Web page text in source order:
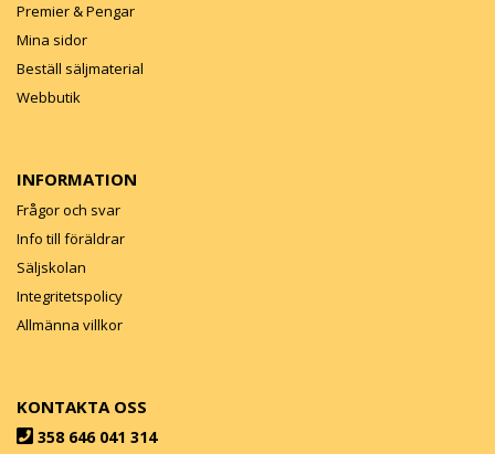
Premier & Pengar
Mina sidor
Beställ säljmaterial
Webbutik
INFORMATION
Frågor och svar
Info till föräldrar
Säljskolan
Integritetspolicy
Allmänna villkor
KONTAKTA OSS
358 646 041 314